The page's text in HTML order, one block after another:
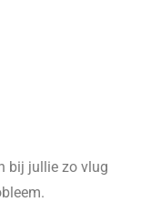
bij jullie zo vlug